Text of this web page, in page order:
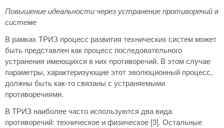
Повышение идеальности через устранение противоречий в
системе
В рамках ТРИЗ процесс развития технических систем может
быть представлен как процесс последовательного
устранения имеющихся в них противоречий. В этом случае
параметры, характеризующие этот эволюционный процесс,
должны быть как-то связаны с устраняемыми
противоречиями.
В ТРИЗ наиболее часто используются два вида
противоречий: техническое и физическое [3]. Остальные